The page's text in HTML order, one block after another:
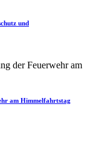
und
am Himmelfahrtstag